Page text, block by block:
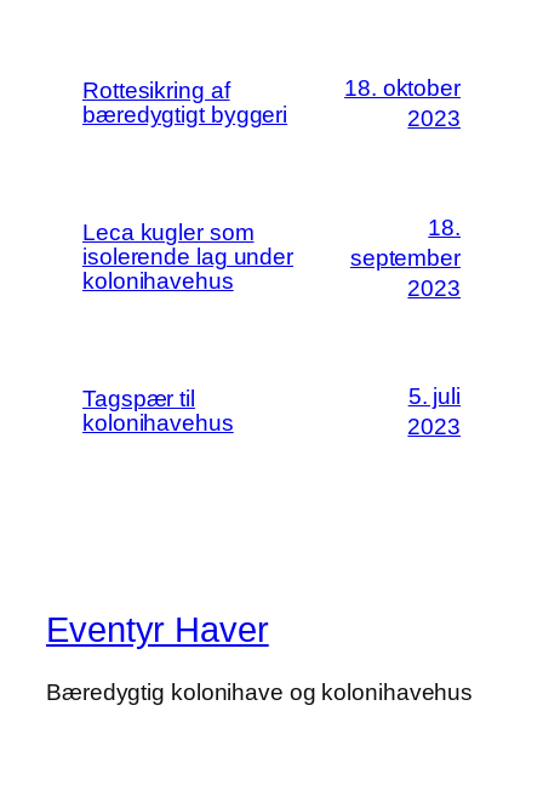
Rottesikring af
bæredygtigt byggeri
18. oktober
2023
Leca kugler som
isolerende lag under
kolonihavehus
18.
september
2023
Tagspær til
kolonihavehus
5. juli
2023
Eventyr Haver
Bæredygtig kolonihave og kolonihavehus